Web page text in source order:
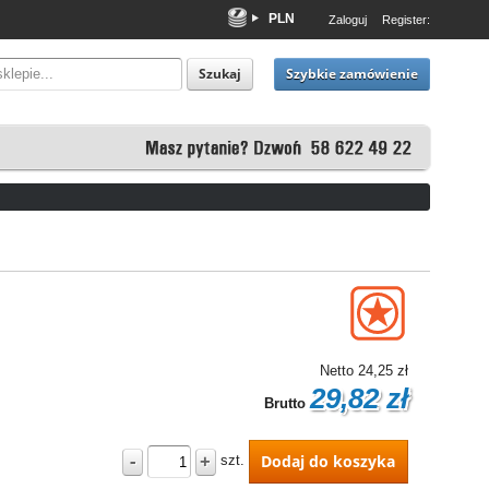
PLN
EUR
USD
Zaloguj Register:
Szukaj Szybkie zamówienie
Netto 24,25 zł
Brutto 29,82 zł
- + szt. Dodaj do koszyka